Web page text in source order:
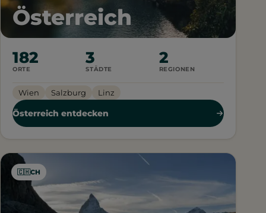
Österreich
182
ORTE
3
STÄDTE
2
REGIONEN
Wien Salzburg Linz
Österreich entdecken
🇨🇭 CH